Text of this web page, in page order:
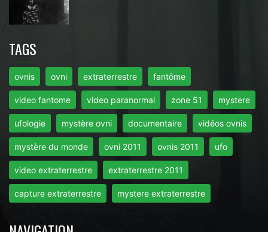
TAGS
ovnis ovni extraterrestre fantôme
video fantome video paranormal zone 51 mystere
ufologie mystère ovni documentaire vidéos ovnis
mystère du monde ovni 2011 ovnis 2011 ufo
video extraterrestre extraterrestre 2011
capture extraterrestre mystere extraterrestre